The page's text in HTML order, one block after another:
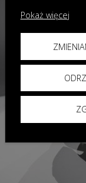
Pokaż więcej